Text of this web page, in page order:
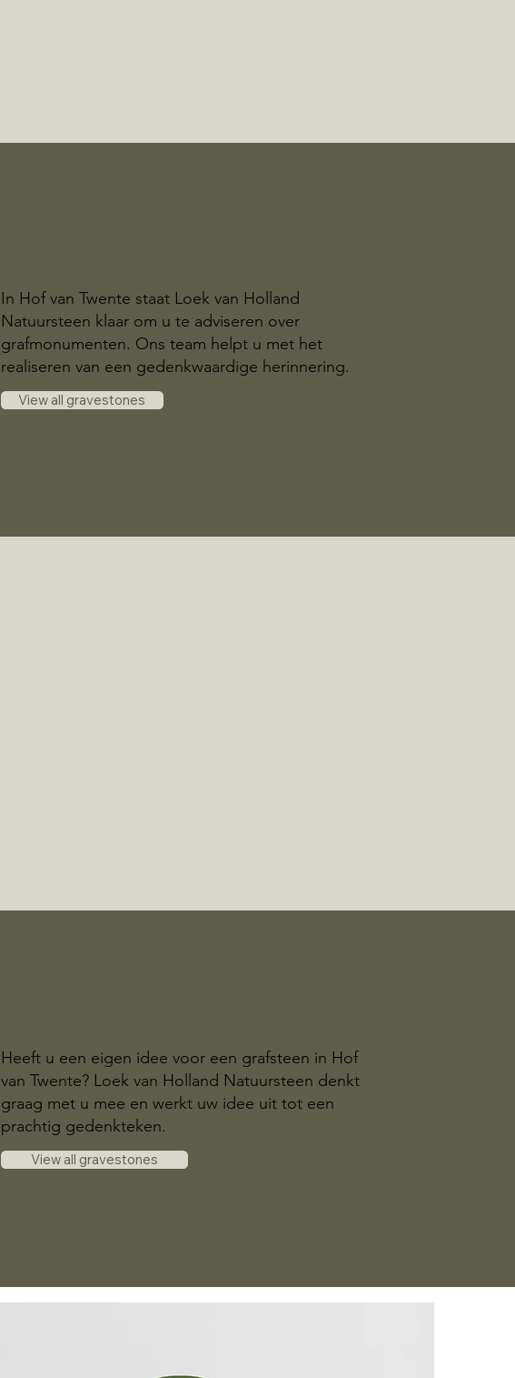
In Hof van Twente staat Loek van Holland
Natuursteen klaar om u te adviseren over
grafmonumenten. Ons team helpt u met het
realiseren van een gedenkwaardige herinnering.
View all gravestones
Heeft u een eigen idee voor een grafsteen in Hof
van Twente? Loek van Holland Natuursteen denkt
graag met u mee en werkt uw idee uit tot een
prachtig gedenkteken.
View all gravestones